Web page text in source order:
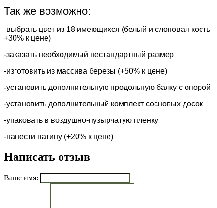
Так же возможно:
-выбрать цвет из 18 имеющихся (белый и слоновая кость
+30% к цене)
-заказать необходимый нестандартный размер
-изготовить из массива березы (+50% к цене)
-установить дополнительную продольную балку с опорой
-установить дополнительный комплект сосновых досок
-упаковать в воздушно-пузырчатую пленку
-нанести патину (+20% к цене)
Написать отзыв
Ваше имя: